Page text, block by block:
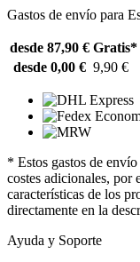
Gastos de envío para
desde 87,90 € Gratis*
desde 0,00 € 9,90 €
* Estos gastos de
costes adicionales, por
características de los
directamente en la
Ayuda y Soporte